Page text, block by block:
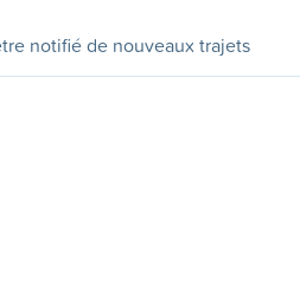
notifié de nouveaux trajets